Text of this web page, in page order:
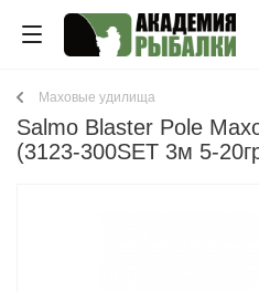
Маховые удилища
Salmo Blaster Pole
(3123-300SET 3м 5-